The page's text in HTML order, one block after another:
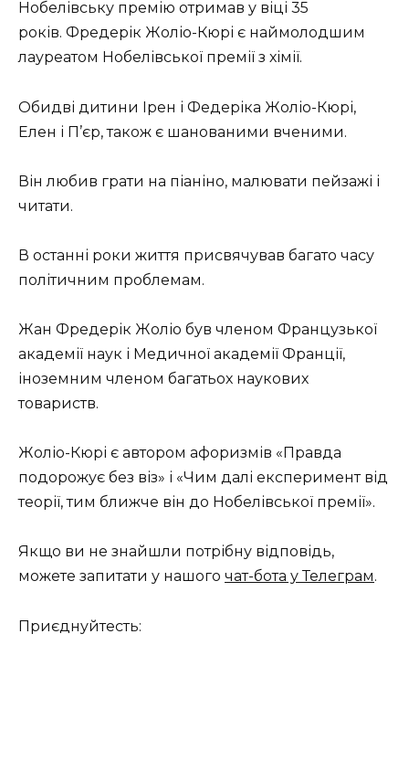
Нобелівську премію отримав у віці 35
років. Фредерік Жоліо-Кюрі є наймолодшим
лауреатом Нобелівської премії з хімії.
Обидві дитини Ірен і Федеріка Жоліо-Кюрі,
Елен і П’єр, також є шанованими вченими.
Він любив грати на піаніно, малювати пейзажі і
читати.
В останні роки життя присвячував багато часу
політичним проблемам.
Жан Фредерік Жоліо був членом Французької
академії наук і Медичної академії Франції,
іноземним членом багатьох наукових
товариств.
Жоліо-Кюрі є автором афоризмів «Правда
подорожує без віз» і «Чим далі експеримент від
теорії, тим ближче він до Нобелівської премії».
Якщо ви не знайшли потрібну відповідь,
можете запитати у нашого чат-бота у Телеграм.
Приєднуйтесть: